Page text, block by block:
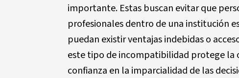
importante. Estas buscan evitar que
profesionales dentro de una institución
puedan existir ventajas indebidas o
este tipo de incompatibilidad protege
confianza en la imparcialidad de las